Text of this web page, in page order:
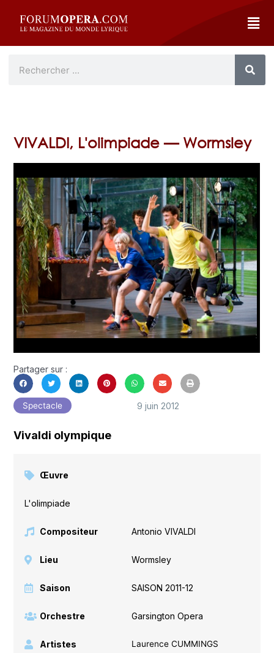
VIVALDI, L'olimpiade — Wormsley
Partager sur :
Spectacle 9 juin 2012
Vivaldi olympique
Œuvre
L'olimpiade
Compositeur Antonio VIVALDI
Lieu Wormsley
Saison SAISON 2011-12
Orchestre Garsington Opera
Artistes
Laurence CUMMINGS